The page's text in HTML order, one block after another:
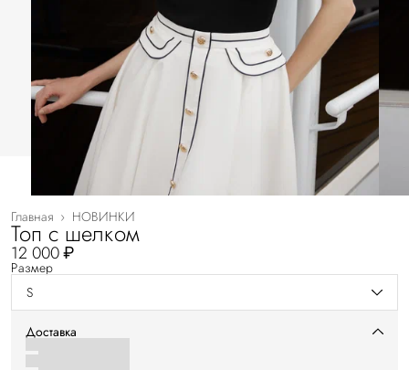
НОВИНКИ
Главная ›
Топ с шелком
12 000 ₽
Размер
S
Доставка